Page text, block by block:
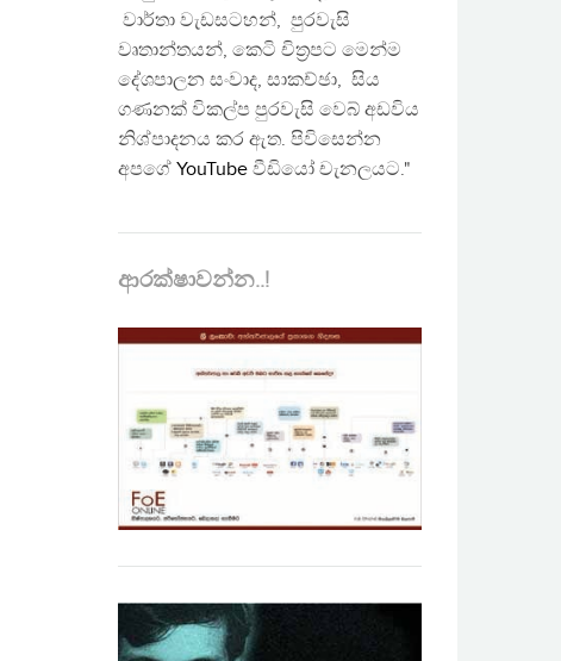
වාර්තා වැඩසටහන්, පුරවැසි
වෘතාන්තයන්, කෙටි චිත්‍රපට මෙන්ම
දේශපාලන සංවාද, සාකච්ඡා, සිය
ගණනක් විකල්ප පුරවැසි වෙබ් අඩවිය
නිශ්පාදනය කර ඇත. පිවිසෙන්න
අපගේ YouTube වීඩියෝ චැනලයට."
ආරක්ෂාවන්න..!